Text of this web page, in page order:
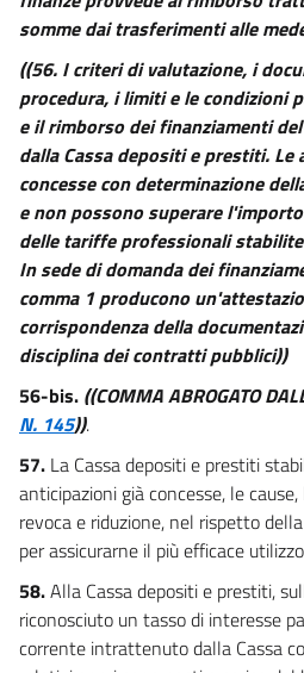
somme dai trasferimenti alle
((56. I criteri di valutazione, i
procedura, i limiti e le condizioni
e il rimborso dei finanziamenti
dalla Cassa depositi e prestiti. Le
concesse con determinazione
e non possono superare
delle tariffe professionali
In sede di domanda dei
comma 1 producono
corrispondenza della
disciplina dei contratti pubblici))
56-bis. ((COMMA ABROGATO
N. 145)).
57. La Cassa depositi e prestiti
anticipazioni già concesse, le
revoca e riduzione, nel rispetto
per assicurarne il più efficace
58.Alla Cassa depositi e prestiti,
riconosciuto un tasso di interesse
corrente intrattenuto dalla Cassa